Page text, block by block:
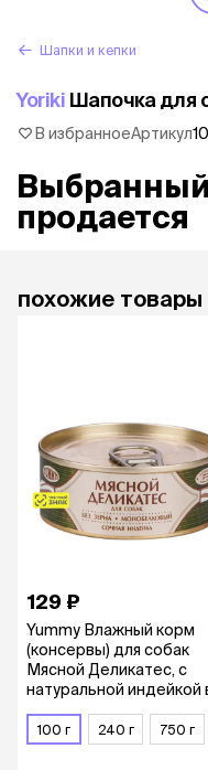
Шапки и кепки
Yoriki Шапочка для
В избранноеАртикул
продается
похожие товары
129 ₽
Yummy Влажный корм
(консервы) для собак
Мясной Деликатес, с
натуральной индейкой
100 г 240 г 750 г